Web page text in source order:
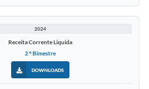
2024
Receita Corrente Liquida
2 º Bimestre
DOWNLOADS